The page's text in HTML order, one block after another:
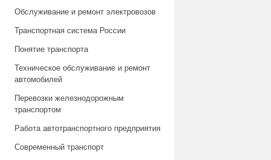
Обслуживание и ремонт электровозов
Транспортная система России
Понятие транспорта
Техническое обслуживание и ремонт
автомобилей
Перевозки железнодорожным
транспортом
Работа автотранспортного предприятия
Современный транспорт